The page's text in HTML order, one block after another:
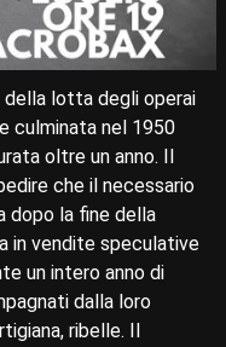
lotta degli operai
culminata nel 1950
oltre un anno. Il
che il necessario
dopo la fine della
in vendite speculative
un intero anno di
dalla loro
ribelle. Il